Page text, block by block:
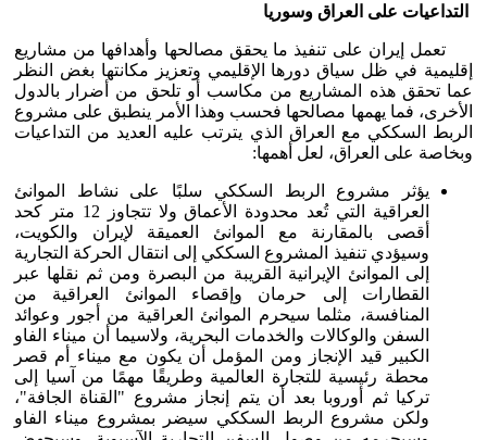
التداعيات على العراق وسوريا
تعمل إيران على تنفيذ ما يحقق مصالحها وأهدافها من مشاريع
إقليمية في ظل سياق دورها الإقليمي وتعزيز مكانتها بغض النظر
عما تحقق هذه المشاريع من مكاسب أو تلحق من أضرار بالدول
الأخرى، فما يهمها مصالحها فحسب وهذا الأمر ينطبق على مشروع
الربط السككي مع العراق الذي يترتب عليه العديد من التداعيات
وبخاصة على العراق، لعل أهمها:
يؤثر مشروع الربط السككي سلبًا على نشاط الموانئ
العراقية التي تُعد محدودة الأعماق ولا تتجاوز 12 متر كحد
أقصى بالمقارنة مع الموانئ العميقة لإيران والكويت،
وسيؤدي تنفيذ المشروع السككي إلى انتقال الحركة التجارية
إلى الموانئ الإيرانية القريبة من البصرة ومن ثم نقلها عبر
القطارات إلى حرمان وإقصاء الموانئ العراقية من
المنافسة، مثلما سيحرم الموانئ العراقية من أجور وعوائد
السفن والوكالات والخدمات البحرية، ولاسيما أن ميناء الفاو
الكبير قيد الإنجاز ومن المؤمل أن يكون مع ميناء أم قصر
محطة رئيسية للتجارة العالمية وطريقًا مهمًا من آسيا إلى
تركيا ثم أوروبا بعد أن يتم إنجاز مشروع "القناة الجافة"،
ولكن مشروع الربط السككي سيضر بمشروع ميناء الفاو